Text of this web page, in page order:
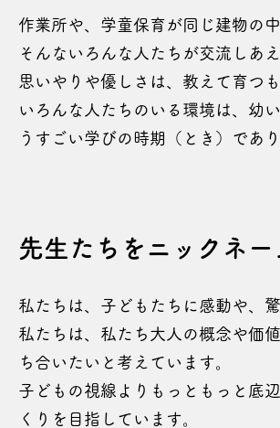
作業所や、学童保育が同じ建物の
そんないろんな人たちが交流しあ
思いやりや優しさは、教えて育つ
いろんな人たちのいる環境は、幼
うすごい学びの時期（とき）であ
先生たちをニックネ
私たちは、子どもたちに感動や、
私たちは、私たち大人の概念や価
ち合いたいと考えています。
子どもの視線よりもっともっと底
くりを目指しています。